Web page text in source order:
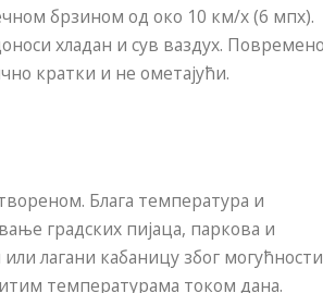
брзином од око 10 км/х (6 мпх).
хладан и сув ваздух.
кратки и не ометајући.
Блага температура и
градских пијаца, паркова и
лагани кабаницу због могућности
температурама током дана.